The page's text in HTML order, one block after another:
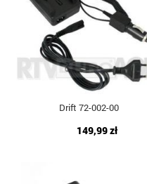
Drift 72-002-00
149,99 zł